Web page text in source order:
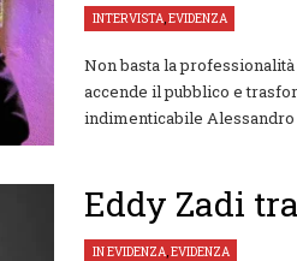
INTERVISTA,EVIDENZA
Non basta la
accende il pubblico e
indimenticabile Alessandro
Eddy Zadi
IN EVIDENZA,EVIDENZA